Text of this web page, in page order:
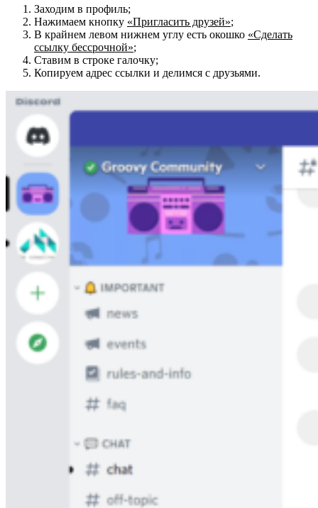
Заходим в профиль;
Нажимаем кнопку «Пригласить друзей»;
В крайнем левом нижнем углу есть окошко «Сделать
ссылку бессрочной»;
Ставим в строке галочку;
Копируем адрес ссылки и делимся с друзьями.